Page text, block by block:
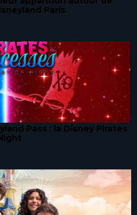
Paris
Pass : la Disney Pirates